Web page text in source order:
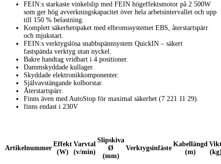
FEIN:s starkaste vinkelslip med FEIN högeffektsmotor på 2 500W
som ger hög avverkningskapacitet över hela arbetsintervallet och upp
till 150 % belastning.
Komplett säkerhetspaket med elbromssystemet EBS, återstartspärr
och mjukstart.
FEIN:s verktygslösa snabbspännsystem QuickIN – säkert
fastspända verktyg utan nyckel.
Bakre handtag vridbart i 4 positioner.
Dammskyddade kullager.
Skyddade elektronikkomponenter.
Självavstängande kolborstar.
Återstartspärr.
Finns även med AutoStop för maximal säkerhet (7 221 11 29).
finns endast i 230V
Artikelnummer
Effekt
(W)
Varvtal
(v/min)
Slipskiva
Ø
(mm)
Verktygsinfäste
Kabellängd
(m)